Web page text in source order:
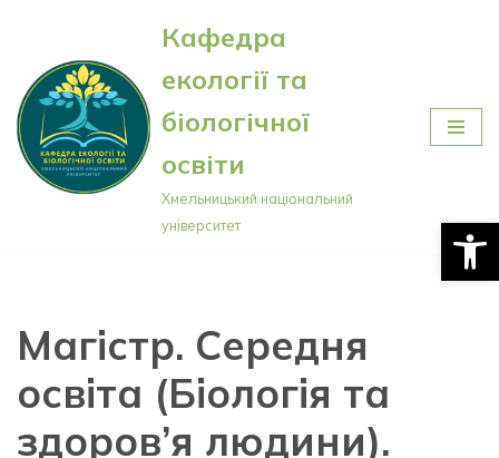
Перейти
до
вмісту
Кафедра
екології та
біологічної
освіти
Хмельницький національний
університет
Магістр. Середня
освіта (Біологія та
здоров’я людини).